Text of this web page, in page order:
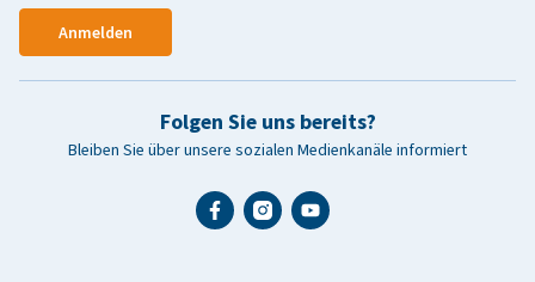
Anmelden
Folgen Sie uns bereits?
Bleiben Sie über unsere sozialen Medienkanäle informiert